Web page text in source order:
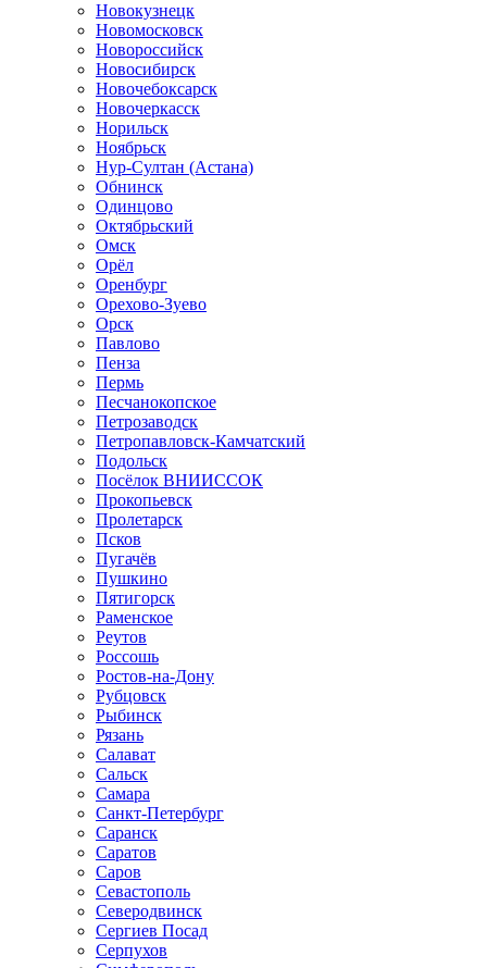
Новокузнецк
Новомосковск
Новороссийск
Новосибирск
Новочебоксарск
Новочеркасск
Норильск
Ноябрьск
Нур-Султан (Астана)
Обнинск
Одинцово
Октябрьский
Омск
Орёл
Оренбург
Орехово-Зуево
Орск
Павлово
Пенза
Пермь
Песчанокопское
Петрозаводск
Петропавловск-Камчатский
Подольск
Посёлок ВНИИССОК
Прокопьевск
Пролетарск
Псков
Пугачёв
Пушкино
Пятигорск
Раменское
Реутов
Россошь
Ростов-на-Дону
Рубцовск
Рыбинск
Рязань
Салават
Сальск
Самара
Санкт-Петербург
Саранск
Саратов
Саров
Севастополь
Северодвинск
Сергиев Посад
Серпухов